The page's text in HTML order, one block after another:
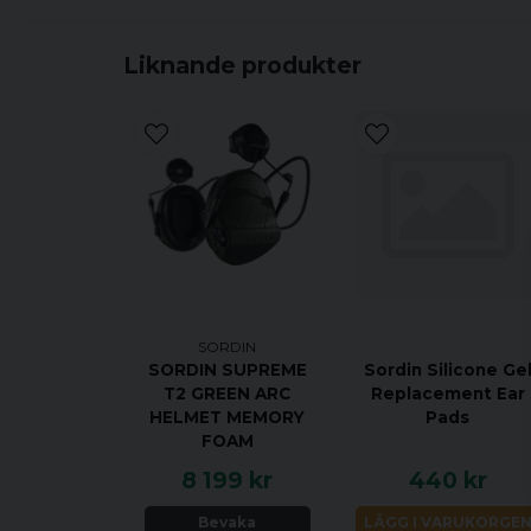
Liknande produkter
SORDIN
SORDIN SUPREME
T2 GREEN ARC
HELMET MEMORY
FOAM
8 199 kr
Bevaka
Sordin Silicone Gel
Replacement Ear
Pads
440 kr
LÄGG I VARUKORGEN